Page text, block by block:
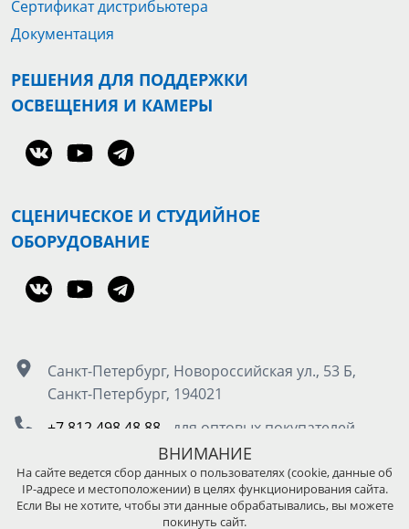
Сертификат дистрибьютера
Документация
РЕШЕНИЯ ДЛЯ ПОДДЕРЖКИ
ОСВЕЩЕНИЯ И КАМЕРЫ
СЦЕНИЧЕСКОЕ И СТУДИЙНОЕ
ОБОРУДОВАНИЕ
Санкт-Петербург, Новороссийская ул., 53 Б,
Санкт-Петербург, 194021
+7 812 498 48 88 - для оптовых покупателей
- для розничных покупателей
Москва, Остаповский проезд д.5, стр. 4, под.3
- для оптовых покупателей
ВНИМАНИЕ
На сайте ведется сбор данных о пользователях (cookie, данные об
IP-адресе и местоположении) в целях функционирования сайта.
Если Вы не хотите, чтобы эти данные обрабатывались, вы можете
покинуть сайт.